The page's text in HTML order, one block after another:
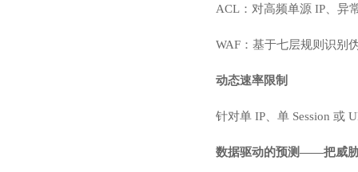
ACL：对高频单源 IP、异
WAF：基于七层规则识别
动态速率限制
针对单 IP、单 Session 或
数据驱动的预测——把威